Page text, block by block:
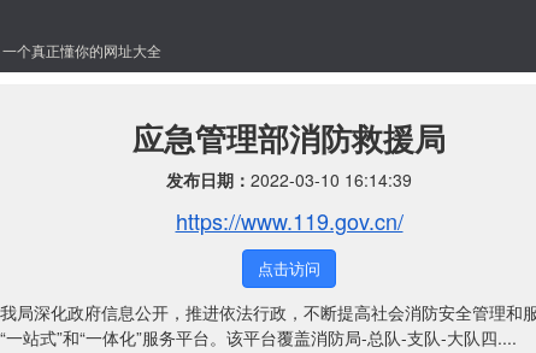
个真正懂你的网址大全
应急管理部消防救援局
发布日期： 2022-03-10 16:14:39
https://www.119.gov.cn/
点击访问
局深化政府信息公开，推进依法行政，不断提高社会消防安全管理和
站式”和“一体化”服务平台。该平台覆盖消防局-总队-支队-大队四....